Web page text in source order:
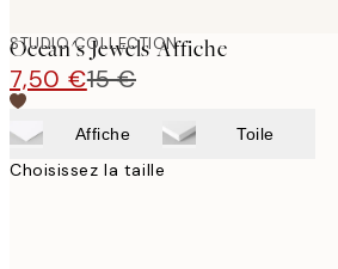
STUDIO COLLECTION
Ocean's Jewels Affiche
7,50 €15 €
Affiche Toile
Choisissez la taille